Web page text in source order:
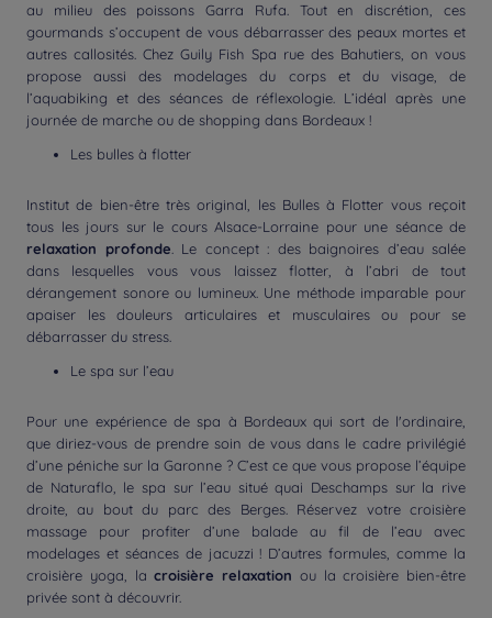
au milieu des poissons Garra Rufa. Tout en discrétion, ces
gourmands s’occupent de vous débarrasser des peaux mortes et
autres callosités. Chez Guily Fish Spa rue des Bahutiers, on vous
propose aussi des modelages du corps et du visage, de
l’aquabiking et des séances de réflexologie. L’idéal après une
journée de marche ou de shopping dans Bordeaux !
Les bulles à flotter
Institut de bien-être très original, les Bulles à Flotter vous reçoit
tous les jours sur le cours Alsace-Lorraine pour une séance de
relaxation profonde . Le concept : des baignoires d’eau salée
dans lesquelles vous vous laissez flotter, à l’abri de tout
dérangement sonore ou lumineux. Une méthode imparable pour
apaiser les douleurs articulaires et musculaires ou pour se
débarrasser du stress.
Le spa sur l’eau
Pour une expérience de spa à Bordeaux qui sort de l'ordinaire,
que diriez-vous de prendre soin de vous dans le cadre privilégié
d’une péniche sur la Garonne ? C’est ce que vous propose l’équipe
de Naturaflo, le spa sur l’eau situé quai Deschamps sur la rive
droite, au bout du parc des Berges. Réservez votre croisière
massage pour profiter d’une balade au fil de l’eau avec
modelages et séances de jacuzzi ! D’autres formules, comme la
croisière yoga, lacroisière relaxation ou la croisière bien-être
privée sont à découvrir.